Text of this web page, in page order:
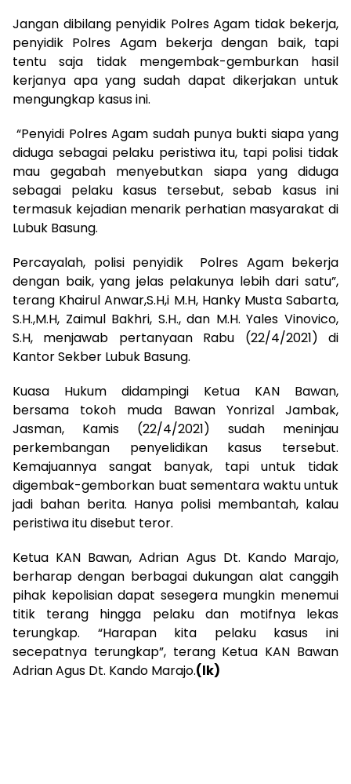
Jangan dibilang penyidik Polres Agam tidak bekerja,
penyidik Polres Agam bekerja dengan baik, tapi
tentu saja tidak mengembak-gemburkan hasil
kerjanya apa yang sudah dapat dikerjakan untuk
mengungkap kasus ini.
“Penyidi Polres Agam sudah punya bukti siapa yang
diduga sebagai pelaku peristiwa itu, tapi polisi tidak
mau gegabah menyebutkan siapa yang diduga
sebagai pelaku kasus tersebut, sebab kasus ini
termasuk kejadian menarik perhatian masyarakat di
Lubuk Basung.
Percayalah, polisi penyidik Polres Agam bekerja
dengan baik, yang jelas pelakunya lebih dari satu”,
terang Khairul Anwar,S.H,i M.H, Hanky Musta Sabarta,
S.H.,M.H, Zaimul Bakhri, S.H., dan M.H. Yales Vinovico,
S.H, menjawab pertanyaan Rabu (22/4/2021) di
Kantor Sekber Lubuk Basung.
Kuasa Hukum didampingi Ketua KAN Bawan,
bersama tokoh muda Bawan Yonrizal Jambak,
Jasman, Kamis (22/4/2021) sudah meninjau
perkembangan penyelidikan kasus tersebut.
Kemajuannya sangat banyak, tapi untuk tidak
digembak-gemborkan buat sementara waktu untuk
jadi bahan berita. Hanya polisi membantah, kalau
peristiwa itu disebut teror.
Ketua KAN Bawan, Adrian Agus Dt. Kando Marajo,
berharap dengan berbagai dukungan alat canggih
pihak kepolisian dapat sesegera mungkin menemui
titik terang hingga pelaku dan motifnya lekas
terungkap. “Harapan kita pelaku kasus ini
secepatnya terungkap”, terang Ketua KAN Bawan
Adrian Agus Dt. Kando Marajo.(lk)